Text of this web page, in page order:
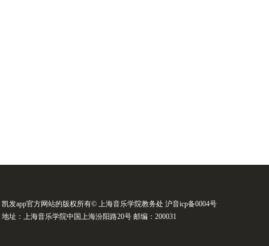
凯发app官方网站的版权所有© 上海音乐学院教务处 沪音icp备0004号
地址：上海音乐学院中国上海汾阳路20号 邮编：200031